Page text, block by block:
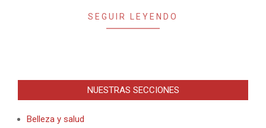
SEGUIR LEYENDO
NUESTRAS SECCIONES
Belleza y salud